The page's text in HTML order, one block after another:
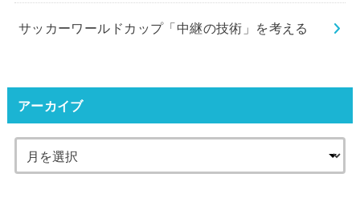
サッカーワールドカップ「中継の技術」を考える
アーカイブ